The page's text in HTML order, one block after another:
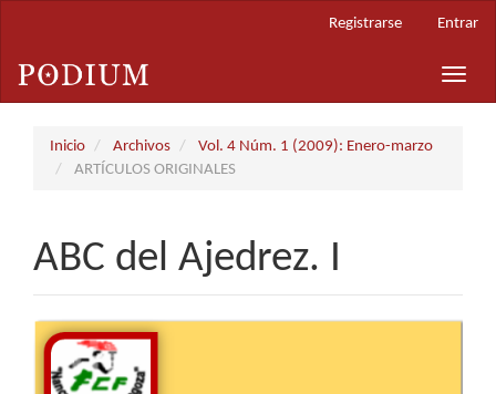
principal
Barra
Registrarse Entrar
Toggle
Inicio Archivos
Vol. 4 Núm. 1 (2009): Enero-marzo
ARTÍCULOS ORIGINALES
ABC del Ajedrez. I
Barra
lateral